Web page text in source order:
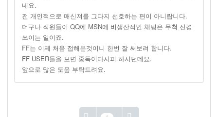
네요.
전 개인적으로 매신져를 그다지 선호하는 편이 아니랍니다.
더구나 직원들이 QQ에 MSN에 비생산적인 채팅은 무척 신경
쓰이는 일이죠.
FF는 이제 처음 접해본것이니 한번 잘 써보려 합니다.
FF USER들을 보면 중독이다시피 하시던데요.
앞으로 많은 도움 부탁드려요.